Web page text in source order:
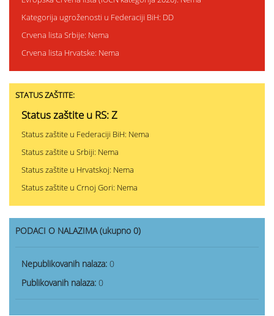
Kategorija ugroženosti u Federaciji BiH: DD
Crvena lista Srbije: Nema
Crvena lista Hrvatske: Nema
STATUS ZAŠTITE:
Status zaštite u RS: Z
Status zaštite u Federaciji BiH: Nema
Status zaštite u Srbiji: Nema
Status zaštite u Hrvatskoj: Nema
Status zaštite u Crnoj Gori: Nema
PODACI O NALAZIMA (ukupno 0)
Nepublikovanih nalaza: 0
Publikovanih nalaza: 0